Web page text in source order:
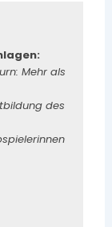
Mehr als
des